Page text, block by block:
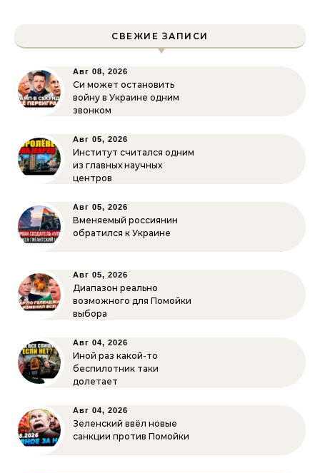
СВЕЖИЕ ЗАПИСИ
Авг 08, 2026
Си может остановить
войну в Украине одним
звонком
Авг 05, 2026
Институт считался одним
из главных научных
центров
Авг 05, 2026
Вменяемый россиянин
обратился к Украине
Авг 05, 2026
Диапазон реально
возможного для Помойки
выбора
Авг 04, 2026
Иной раз какой-то
беспилотник таки
долетает
Авг 04, 2026
Зеленский ввёл новые
санкции против Помойки